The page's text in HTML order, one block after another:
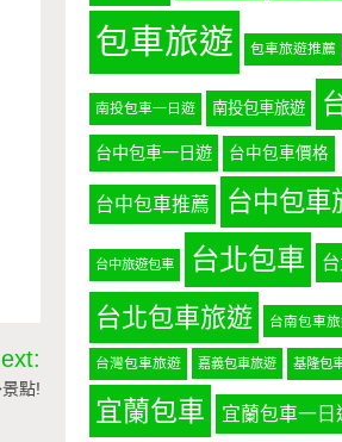
點!
包車旅遊 包車旅遊推薦
南投包車一日遊 南投包車旅遊
台中包車一日遊 台中包車價格
台中包車推薦 台中包車
台中旅遊包車 台北包車
台北包車旅遊 台南包車
台灣包車旅遊 嘉義包車旅遊 基隆包
宜蘭包車 宜蘭包車一日